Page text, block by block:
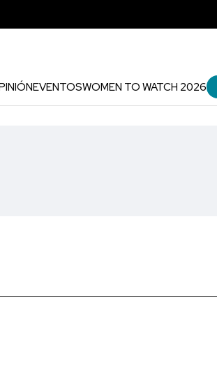
EVENTOSWOMEN TO WATCH 2026